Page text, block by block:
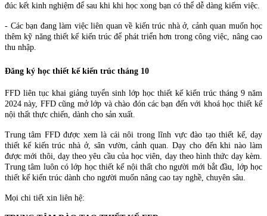
đúc kết kinh nghiệm để sau khi khi học xong bạn có thể dễ dàng kiếm việc.
- Các bạn đang làm việc liên quan về kiến trúc nhà ở, cảnh quan muốn học
thêm kỹ năng thiết kế kiến trúc để phát triển hơn trong công việc, nâng cao
thu nhập.
Đăng ký học thiết kế kiến trúc tháng 10
FFD liên tục khai giảng tuyển sinh lớp học thiết kế kiến trúc tháng 9 năm
2024 này, FFD cũng mở lớp và chào đón các bạn đến với khoá học thiết kế
nội thất thực chiến, dành cho sản xuất.
Trung tâm FFD được xem là cái nôi trong lĩnh vực đào tạo thiết kế, dạy
thiết kế kiến trúc nhà ở, sân vườn, cảnh quan. Dạy cho đến khi nào làm
được mới thôi, dạy theo yêu cầu của học viên, dạy theo hình thức dạy kèm.
Trung tâm luôn có lớp học thiết kế nội thất cho người mới bắt đầu, lớp học
thiết kế kiến trúc dành cho người muốn nâng cao tay nghề, chuyên sâu.
Mọi chi tiết xin liên hệ: